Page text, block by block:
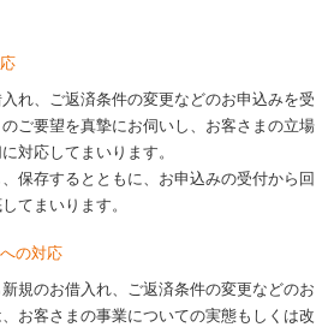
れ、ご返済条件の変更などのお申込みを受
ご要望を真摯にお伺いし、お客さまの立場
対応してまいります。
保存するとともに、お申込みの受付から回
てまいります。
の対応
規のお借入れ、ご返済条件の変更などのお
お客さまの事業についての実態もしくは改